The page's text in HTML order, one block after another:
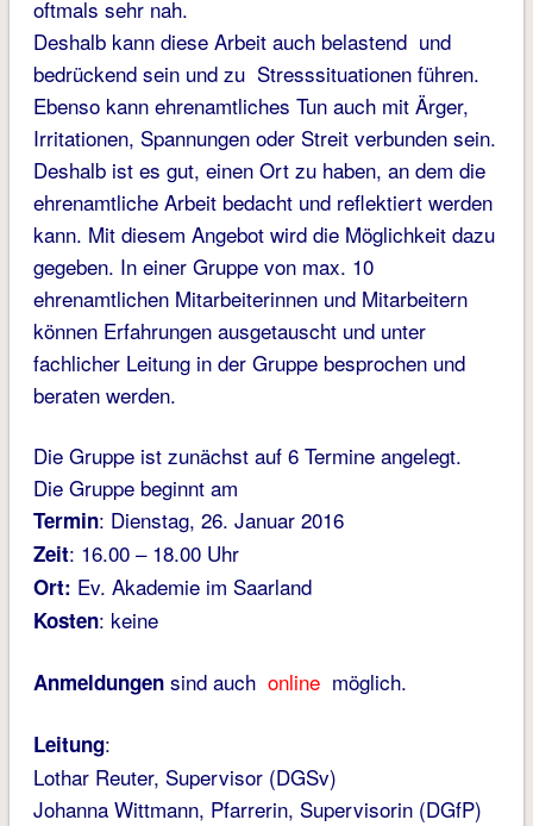
oftmals sehr nah.
Deshalb kann diese Arbeit auch belastend und
bedrückend sein und zu Stresssituationen führen.
Ebenso kann ehrenamtliches Tun auch mit Ärger,
Irritationen, Spannungen oder Streit verbunden sein.
Deshalb ist es gut, einen Ort zu haben, an dem die
ehrenamtliche Arbeit bedacht und reflektiert werden
kann. Mit diesem Angebot wird die Möglichkeit dazu
gegeben. In einer Gruppe von max. 10
ehrenamtlichen Mitarbeiterinnen und Mitarbeitern
können Erfahrungen ausgetauscht und unter
fachlicher Leitung in der Gruppe besprochen und
beraten werden.
Die Gruppe ist zunächst auf 6 Termine angelegt.
Die Gruppe beginnt am
Termin: Dienstag, 26. Januar 2016
Zeit: 16.00 – 18.00 Uhr
Ort: Ev. Akademie im Saarland
Kosten: keine
Anmeldungensind auch online möglich.
Leitung:
Lothar Reuter, Supervisor (DGSv)
Johanna Wittmann, Pfarrerin, Supervisorin (DGfP)